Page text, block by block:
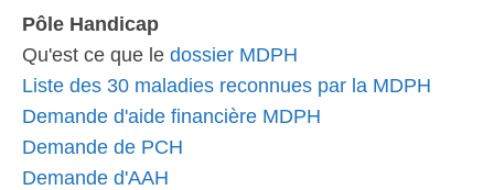
Pôle Handicap
Qu'est ce que le dossier MDPH
Liste des 30 maladies reconnues par la MDPH
Demande d'aide financière MDPH
Demande de PCH
Demande d'AAH